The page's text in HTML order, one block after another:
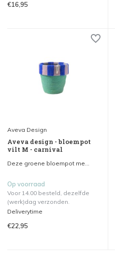
€16,95
Aveva Design
Aveva design - bloempot
vilt M - carnival
Deze groene bloempot me...
Op voorraad
Voor 14.00 besteld, dezelfde
(werk)dag verzonden.
Deliverytime
€22,95